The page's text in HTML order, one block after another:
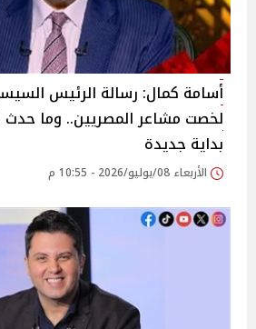
أسامة كمال: رسالة الرئيس
لخصت مشاعر المصريين.. وما حدث
بداية جديدة
الأربعاء 08/يوليو/2026 - 10:55 م